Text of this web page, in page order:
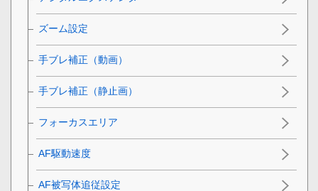
ズーム設定
手ブレ補正（動画）
手ブレ補正（静止画）
フォーカスエリア
AF駆動速度
AF被写体追従設定